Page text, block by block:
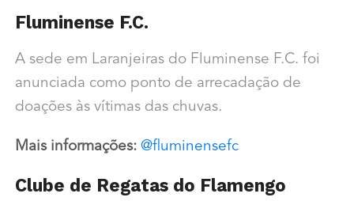
Fluminense F.C.
A sede em Laranjeiras do Fluminense F.C. foi
anunciada como ponto de arrecadação de
doações às vítimas das chuvas.
Mais informações: @fluminensefc
Clube de Regatas do Flamengo